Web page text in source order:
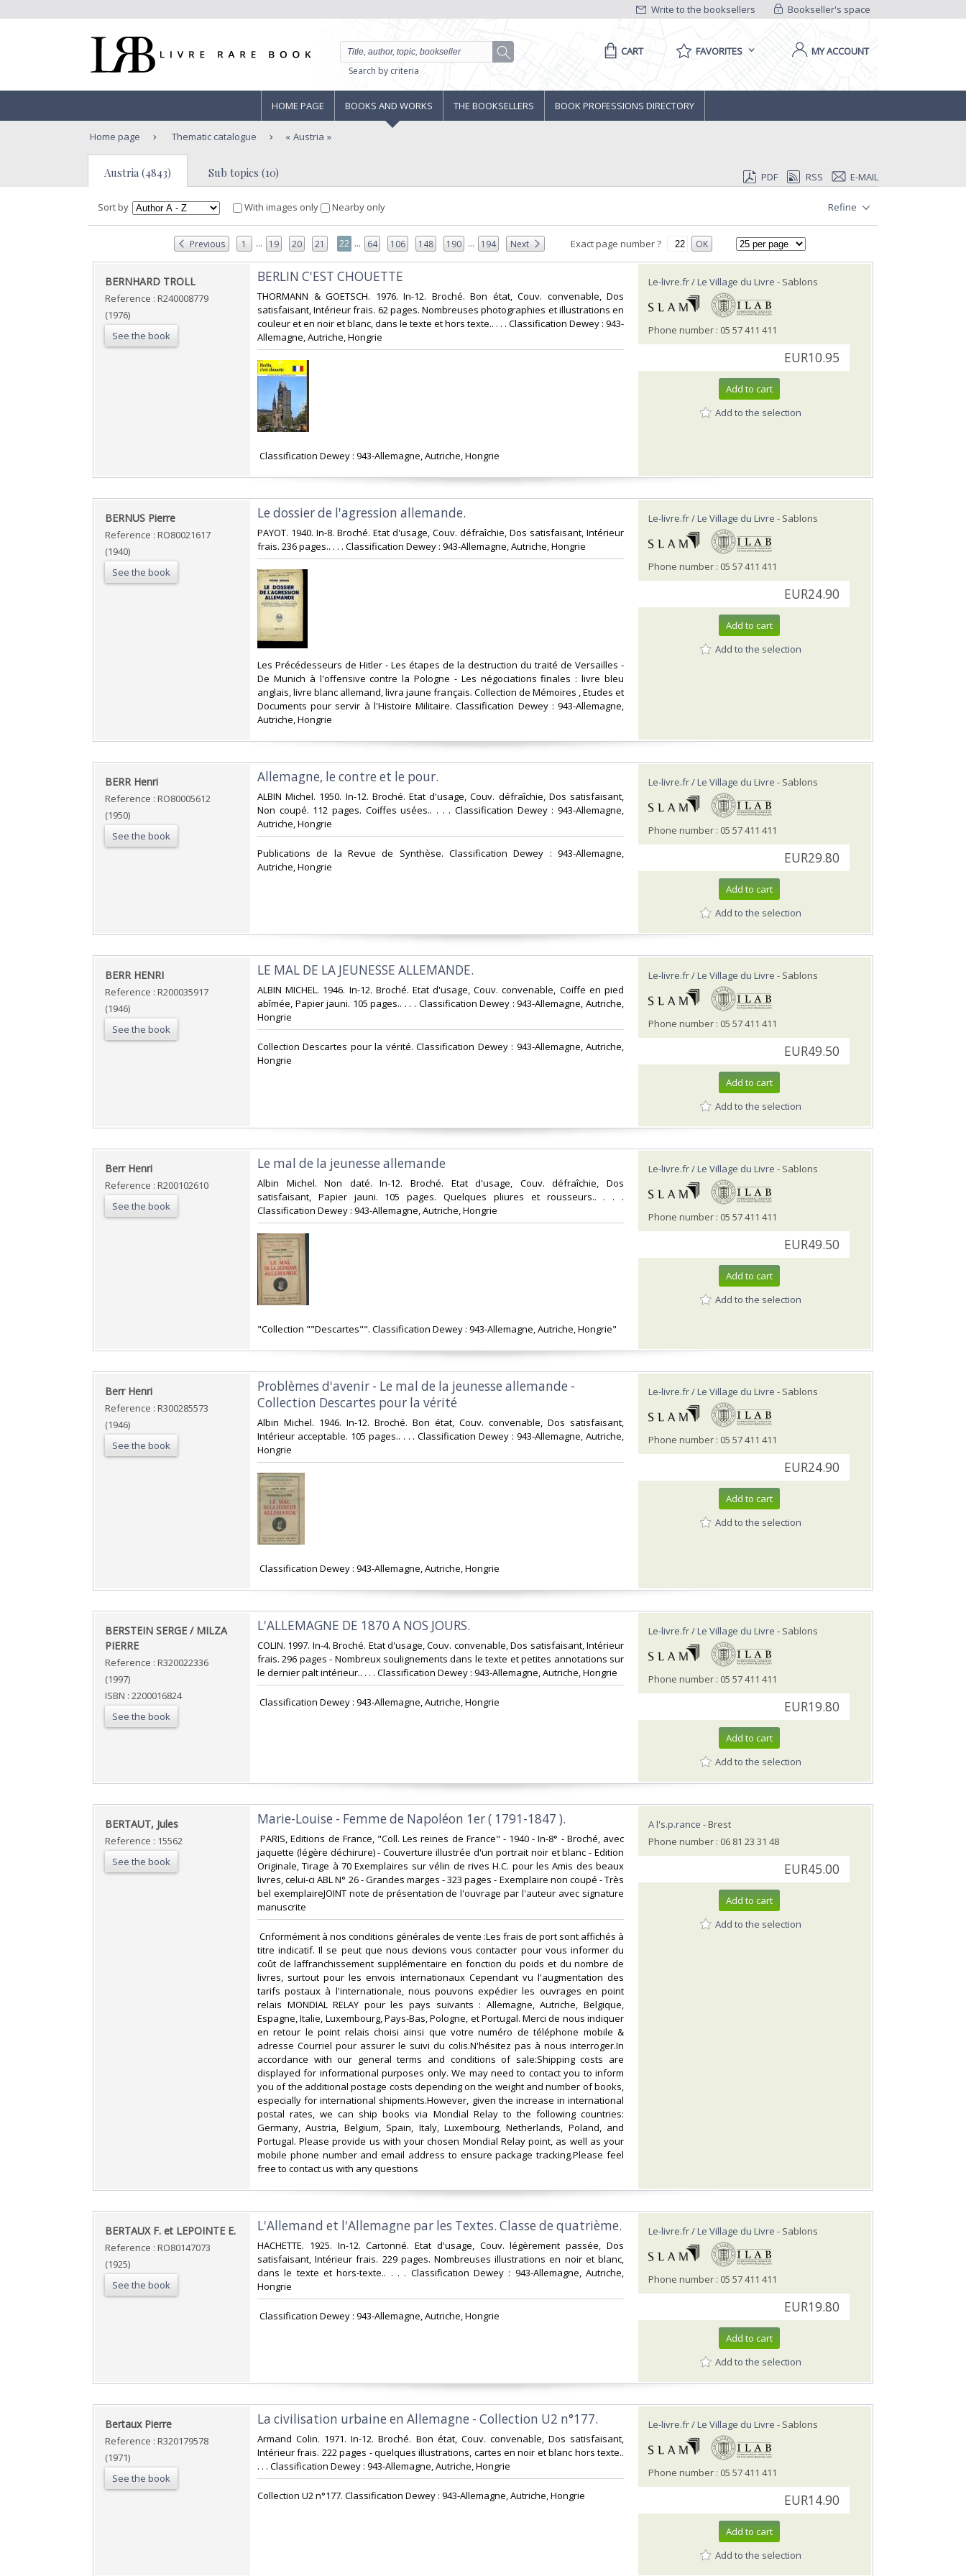
Bookseller's space
Write to the booksellers
Search by criteria
CART FAVORITES MY ACCOUNT
HOME PAGE BOOKS AND WORKS THE BOOKSELLERS BOOK PROFESSIONS DIRECTORY
Home page Thematic catalogue Austria
Austria (4843) Sub topics (10) PDF RSS E-MAIL
Sort by With images only Nearby only Refine
Previous 1 ... 19 20 21 22 ... 64 106 148 190 ... 194 Next Exact page number ? OK
‎BERNHARD TROLL‎
Reference : R240008779
(1976)
See the book
‎BERLIN C'EST CHOUETTE‎
‎THORMANN & GOETSCH. 1976. In-12. Broché. Bon état, Couv. convenable, Dos
satisfaisant, Intérieur frais. 62 pages. Nombreuses photographies et illustrations en
couleur et en noir et blanc, dans le texte et hors texte.. . . . Classification Dewey : 943-
Allemagne, Autriche, Hongrie‎
‎ Classification Dewey : 943-Allemagne, Autriche, Hongrie‎
Le-livre.fr / Le Village du Livre - Sablons
Phone number : 05 57 411 411
EUR10.95
Add to cart
Add to the selection
‎BERNUS Pierre‎
Reference : RO80021617
(1940)
See the book
‎Le dossier de l'agression allemande.‎
‎PAYOT. 1940. In-8. Broché. Etat d'usage, Couv. défraîchie, Dos satisfaisant, Intérieur
frais. 236 pages.. . . . Classification Dewey : 943-Allemagne, Autriche, Hongrie‎
‎Les Précédesseurs de Hitler - Les étapes de la destruction du traité de Versailles -
De Munich à l'offensive contre la Pologne - Les négociations finales : livre bleu
anglais, livre blanc allemand, livra jaune français. Collection de Mémoires , Etudes et
Documents pour servir à l'Histoire Militaire. Classification Dewey : 943-Allemagne,
Autriche, Hongrie‎
Le-livre.fr / Le Village du Livre - Sablons
Phone number : 05 57 411 411
EUR24.90
Add to cart
Add to the selection
‎BERR Henri‎
Reference : RO80005612
(1950)
See the book
‎Allemagne, le contre et le pour.‎
‎ALBIN Michel. 1950. In-12. Broché. Etat d'usage, Couv. défraîchie, Dos satisfaisant,
Non coupé. 112 pages. Coiffes usées.. . . . Classification Dewey : 943-Allemagne,
Autriche, Hongrie‎
‎Publications de la Revue de Synthèse. Classification Dewey : 943-Allemagne,
Autriche, Hongrie‎
Le-livre.fr / Le Village du Livre - Sablons
Phone number : 05 57 411 411
EUR29.80
Add to cart
Add to the selection
‎BERR HENRI‎
Reference : R200035917
(1946)
See the book
‎LE MAL DE LA JEUNESSE ALLEMANDE.‎
‎ALBIN MICHEL. 1946. In-12. Broché. Etat d'usage, Couv. convenable, Coiffe en pied
abîmée, Papier jauni. 105 pages.. . . . Classification Dewey : 943-Allemagne, Autriche,
Hongrie‎
‎Collection Descartes pour la vérité. Classification Dewey : 943-Allemagne, Autriche,
Hongrie‎
Le-livre.fr / Le Village du Livre - Sablons
Phone number : 05 57 411 411
EUR49.50
Add to cart
Add to the selection
‎Berr Henri‎
Reference : R200102610
See the book
‎Le mal de la jeunesse allemande‎
‎Albin Michel. Non daté. In-12. Broché. Etat d'usage, Couv. défraîchie, Dos
satisfaisant, Papier jauni. 105 pages. Quelques pliures et rousseurs.. . . .
Classification Dewey : 943-Allemagne, Autriche, Hongrie‎
‎"Collection ""Descartes"". Classification Dewey : 943-Allemagne, Autriche, Hongrie"‎
Le-livre.fr / Le Village du Livre - Sablons
Phone number : 05 57 411 411
EUR49.50
Add to cart
Add to the selection
‎Berr Henri‎
Reference : R300285573
(1946)
See the book
‎Problèmes d'avenir - Le mal de la jeunesse allemande -
Collection Descartes pour la vérité‎
‎Albin Michel. 1946. In-12. Broché. Bon état, Couv. convenable, Dos satisfaisant,
Intérieur acceptable. 105 pages.. . . . Classification Dewey : 943-Allemagne, Autriche,
Hongrie‎
‎ Classification Dewey : 943-Allemagne, Autriche, Hongrie‎
Le-livre.fr / Le Village du Livre - Sablons
Phone number : 05 57 411 411
EUR24.90
Add to cart
Add to the selection
‎BERSTEIN SERGE / MILZA
PIERRE‎
Reference : R320022336
(1997)
ISBN : 2200016824
See the book
‎L'ALLEMAGNE DE 1870 A NOS JOURS.‎
‎COLIN. 1997. In-4. Broché. Etat d'usage, Couv. convenable, Dos satisfaisant, Intérieur
frais. 296 pages - Nombreux soulignements dans le texte et petites annotations sur
le dernier palt intérieur.. . . . Classification Dewey : 943-Allemagne, Autriche, Hongrie‎
‎ Classification Dewey : 943-Allemagne, Autriche, Hongrie‎
Le-livre.fr / Le Village du Livre - Sablons
Phone number : 05 57 411 411
EUR19.80
Add to cart
Add to the selection
‎BERTAUT, Jules‎
Reference : 15562
See the book
‎Marie-Louise - Femme de Napoléon 1er ( 1791-1847 ).‎
‎ PARIS, Editions de France, "Coll. Les reines de France" - 1940 - In-8° - Broché, avec
jaquette (légère déchirure) - Couverture illustrée d'un portrait noir et blanc - Edition
Originale, Tirage à 70 Exemplaires sur vélin de rives H.C. pour les Amis des beaux
livres, celui-ci ABL N° 26 - Grandes marges - 323 pages - Exemplaire non coupé - Très
bel exemplaireJOINT note de présentation de l'ouvrage par l'auteur avec signature
manuscrite‎
‎ Cnformément à nos conditions générales de vente :Les frais de port sont affichés à
titre indicatif. Il se peut que nous devions vous contacter pour vous informer du
coût de laffranchissement supplémentaire en fonction du poids et du nombre de
livres, surtout pour les envois internationaux Cependant vu l'augmentation des
tarifs postaux à l'internationale, nous pouvons expédier les ouvrages en point
relais MONDIAL RELAY pour les pays suivants : Allemagne, Autriche, Belgique,
Espagne, Italie, Luxembourg, Pays-Bas, Pologne, et Portugal. Merci de nous indiquer
en retour le point relais choisi ainsi que votre numéro de téléphone mobile &
adresse Courriel pour assurer le suivi du colis.N'hésitez pas à nous interroger.In
accordance with our general terms and conditions of sale:Shipping costs are
displayed for informational purposes only. We may need to contact you to inform
you of the additional postage costs depending on the weight and number of books,
especially for international shipments.However, given the increase in international
postal rates, we can ship books via Mondial Relay to the following countries:
Germany, Austria, Belgium, Spain, Italy, Luxembourg, Netherlands, Poland, and
Portugal. Please provide us with your chosen Mondial Relay point, as well as your
mobile phone number and email address to ensure package tracking.Please feel
free to contact us with any questions‎
A l's.p.rance - Brest
Phone number : 06 81 23 31 48
EUR45.00
Add to cart
Add to the selection
‎BERTAUX F. et LEPOINTE E.‎
Reference : RO80147073
(1925)
See the book
‎L'Allemand et l'Allemagne par les Textes. Classe de quatrième.‎
‎HACHETTE. 1925. In-12. Cartonné. Etat d'usage, Couv. légèrement passée, Dos
satisfaisant, Intérieur frais. 229 pages. Nombreuses illustrations en noir et blanc,
dans le texte et hors-texte.. . . . Classification Dewey : 943-Allemagne, Autriche,
Hongrie‎
‎ Classification Dewey : 943-Allemagne, Autriche, Hongrie‎
Le-livre.fr / Le Village du Livre - Sablons
Phone number : 05 57 411 411
EUR19.80
Add to cart
Add to the selection
‎Bertaux Pierre‎
Reference : R320179578
(1971)
See the book
‎La civilisation urbaine en Allemagne - Collection U2 n°177.‎
‎Armand Colin. 1971. In-12. Broché. Bon état, Couv. convenable, Dos satisfaisant,
Intérieur frais. 222 pages - quelques illustrations, cartes en noir et blanc hors texte..
. . . Classification Dewey : 943-Allemagne, Autriche, Hongrie‎
‎Collection U2 n°177. Classification Dewey : 943-Allemagne, Autriche, Hongrie‎
Le-livre.fr / Le Village du Livre - Sablons
Phone number : 05 57 411 411
EUR14.90
Add to cart
Add to the selection